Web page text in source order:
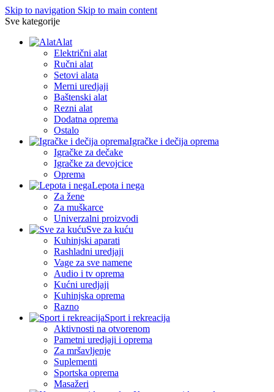
Skip to navigation Skip to main content
Sve kategorije
Alat
Električni alat
Ručni alat
Setovi alata
Merni uredjaji
Baštenski alat
Rezni alat
Dodatna oprema
Ostalo
Igračke i dečija oprema
Igračke za dečake
Igračke za devojcice
Oprema
Lepota i nega
Za žene
Za muškarce
Univerzalni proizvodi
Sve za kuću
Kuhinjski aparati
Rashladni uredjaji
Vage za sve namene
Audio i tv oprema
Kućni uredjaji
Kuhinjska oprema
Razno
Sport i rekreacija
Aktivnosti na otvorenom
Pametni uredjaji i oprema
Za mršavljenje
Suplementi
Sportska oprema
Masažeri